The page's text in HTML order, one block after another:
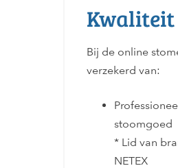
Bij de online
verzekerd van:
stoomgoed
* Lid van
NETEX